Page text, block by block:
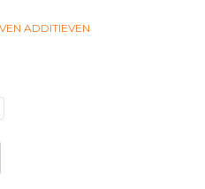
ADDITIEVEN